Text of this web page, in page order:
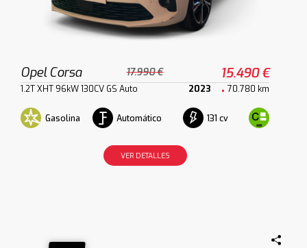
Opel Corsa 17.990 € 15.490 €
1.2T XHT 96kW 130CV GS Auto 2023 70.780 km
Gasolina Automático 131 cv
VER DETALLES